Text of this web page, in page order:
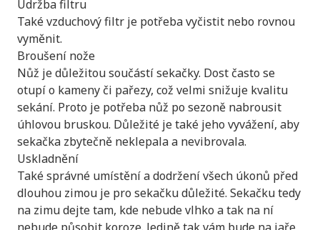
Údržba filtru
Také vzduchový filtr je potřeba vyčistit nebo rovnou
vyměnit.
Broušení nože
Nůž je důležitou součástí sekačky. Dost často se
otupí o kameny či pařezy, což velmi snižuje kvalitu
sekání. Proto je potřeba nůž po sezoně nabrousit
úhlovou bruskou. Důležité je také jeho vyvážení, aby
sekačka zbytečně neklepala a nevibrovala.
Uskladnění
Také správné umístění a dodržení všech úkonů před
dlouhou zimou je pro sekačku důležité. Sekačku tedy
na zimu dejte tam, kde nebude vlhko a tak na ní